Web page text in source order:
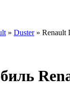
» Duster» Renault